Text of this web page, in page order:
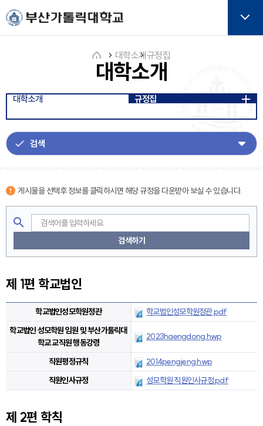
주메뉴로 가기
본문으로 가기
하단으로 가기
대학소개
이
콘
대학소개규정집
대학소개 규정집
게시물을 선택후 정보를 클릭하시면 해당 규정을 다운받아 보실 수 있습니다.
검색하기
제 1편 학교법인
학교법인성모학원정관
학교법인성모학원정관.pdf
학교법인 성모학원 임원 및 부산가톨릭대
학교 교직원 행동강령
2023haengdong.hwp
직원평정규칙
2014pengjeng.hwp
직원인사규정
성모학원 직원인사규정.pdf
제 2편 학칙